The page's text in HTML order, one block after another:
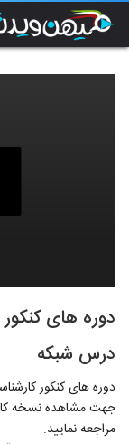
دوره های
درس شبکه
دوره های کنکور
مراجعه نمایید.